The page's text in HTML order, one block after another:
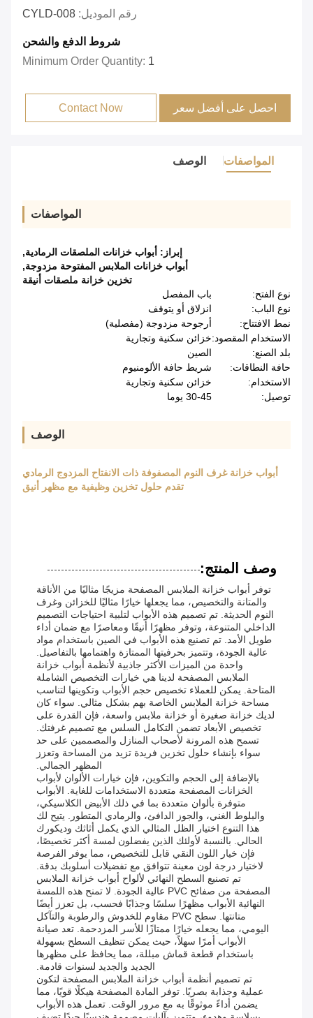
رقم الموديل: CYLD-008
شروط الدفع والشحن
Minimum Order Quantity: 1
احصل على أفضل سعر Contact Now
المواصفات الوصف
المواصفات
إبراز: أبواب خزانات الملصقات الرمادية,
أبواب خزانات الملابس المفتوحة مزدوجة,
تخزين خزانة ملصقات أنيقة
نوع الفتح:
باب المفصل
نوع الباب:
انزلاق أو يتوقف
نمط الافتتاح:
أرجوحة مزدوجة (مفصلية)
الاستخدام المقصود:خزائن سكنية وتجارية
بلد الصنع:
الصين
حافة النطاقات:
شريط حافة الألومنيوم
الاستخدام:
خزائن سكنية وتجارية
توصيل:
30-45 يوما
الوصف
أبواب خزانة غرف النوم المصفوفة ذات الانفتاح المزدوج الرمادي
تقدم حلول تخزين وظيفية مع مظهر أنيق
وصف المنتج:
توفر أبواب خزانة الملابس المصفحة مزيجًا مثاليًا من الأناقة
والمتانة والتخصيص، مما يجعلها خيارًا مثاليًا للخزائن وغرف
النوم الحديثة. تم تصميم هذه الأبواب لتلبية احتياجات التصميم
الداخلي المتنوعة، وتوفر مظهرًا أنيقًا ومعاصرًا مع ضمان أداء
طويل الأمد. تم تصنيع هذه الأبواب في الصين باستخدام مواد
عالية الجودة، وتتميز بحرفيتها الممتازة واهتمامها بالتفاصيل.
واحدة من الميزات الأكثر جاذبية لأنظمة أبواب خزانة
الملابس المصفحة لدينا هي خيارات التخصيص الشاملة
المتاحة. يمكن للعملاء تخصيص حجم الأبواب وتكوينها لتناسب
مساحة خزانة الملابس الخاصة بهم بشكل مثالي. سواء كان
لديك خزانة صغيرة أو خزانة ملابس واسعة، فإن القدرة على
تخصيص الأبعاد تضمن التكامل السلس مع تصميم غرفتك.
تسمح هذه المرونة لأصحاب المنازل والمصممين على حد
سواء بإنشاء حلول تخزين فريدة تزيد من المساحة وتعزز
المظهر الجمالي.
بالإضافة إلى الحجم والتكوين، فإن خيارات الألوان لأبواب
الخزانات المصفحة متعددة الاستخدامات للغاية. الأبواب
متوفرة بألوان متعددة بما في ذلك الأبيض الكلاسيكي،
والبلوط الغني، والجوز الدافئ، والرمادي المتطور. يتيح لك
هذا التنوع اختيار الظل المثالي الذي يكمل أثاثك وديكورك
الحالي. بالنسبة لأولئك الذين يفضلون لمسة أكثر تخصيصًا،
فإن خيار اللون النقي قابل للتخصيص، مما يوفر الفرصة
لاختيار درجة لون معينة تتوافق مع تفضيلات أسلوبك بدقة.
تم تصنيع السطح النهائي لألواح أبواب خزانة الملابس
المصفحة من صفائح PVC عالية الجودة. لا تمنح هذه اللمسة
النهائية الأبواب مظهرًا سلسًا وجذابًا فحسب، بل تعزز أيضًا
متانتها. سطح PVC مقاوم للخدوش والرطوبة والتآكل
اليومي، مما يجعله خيارًا ممتازًا للأسر المزدحمة. تعد صيانة
الأبواب أمرًا سهلاً، حيث يمكن تنظيف السطح بسهولة
باستخدام قطعة قماش مبللة، مما يحافظ على مظهرها
الجديد والجديد لسنوات قادمة.
تم تصميم أنظمة أبواب خزانة الملابس المصفحة لتكون
عملية وجذابة بصريًا. توفر المادة المصفحة هيكلًا قويًا، مما
يضمن أداءً موثوقًا به مع مرور الوقت. تعمل هذه الأبواب